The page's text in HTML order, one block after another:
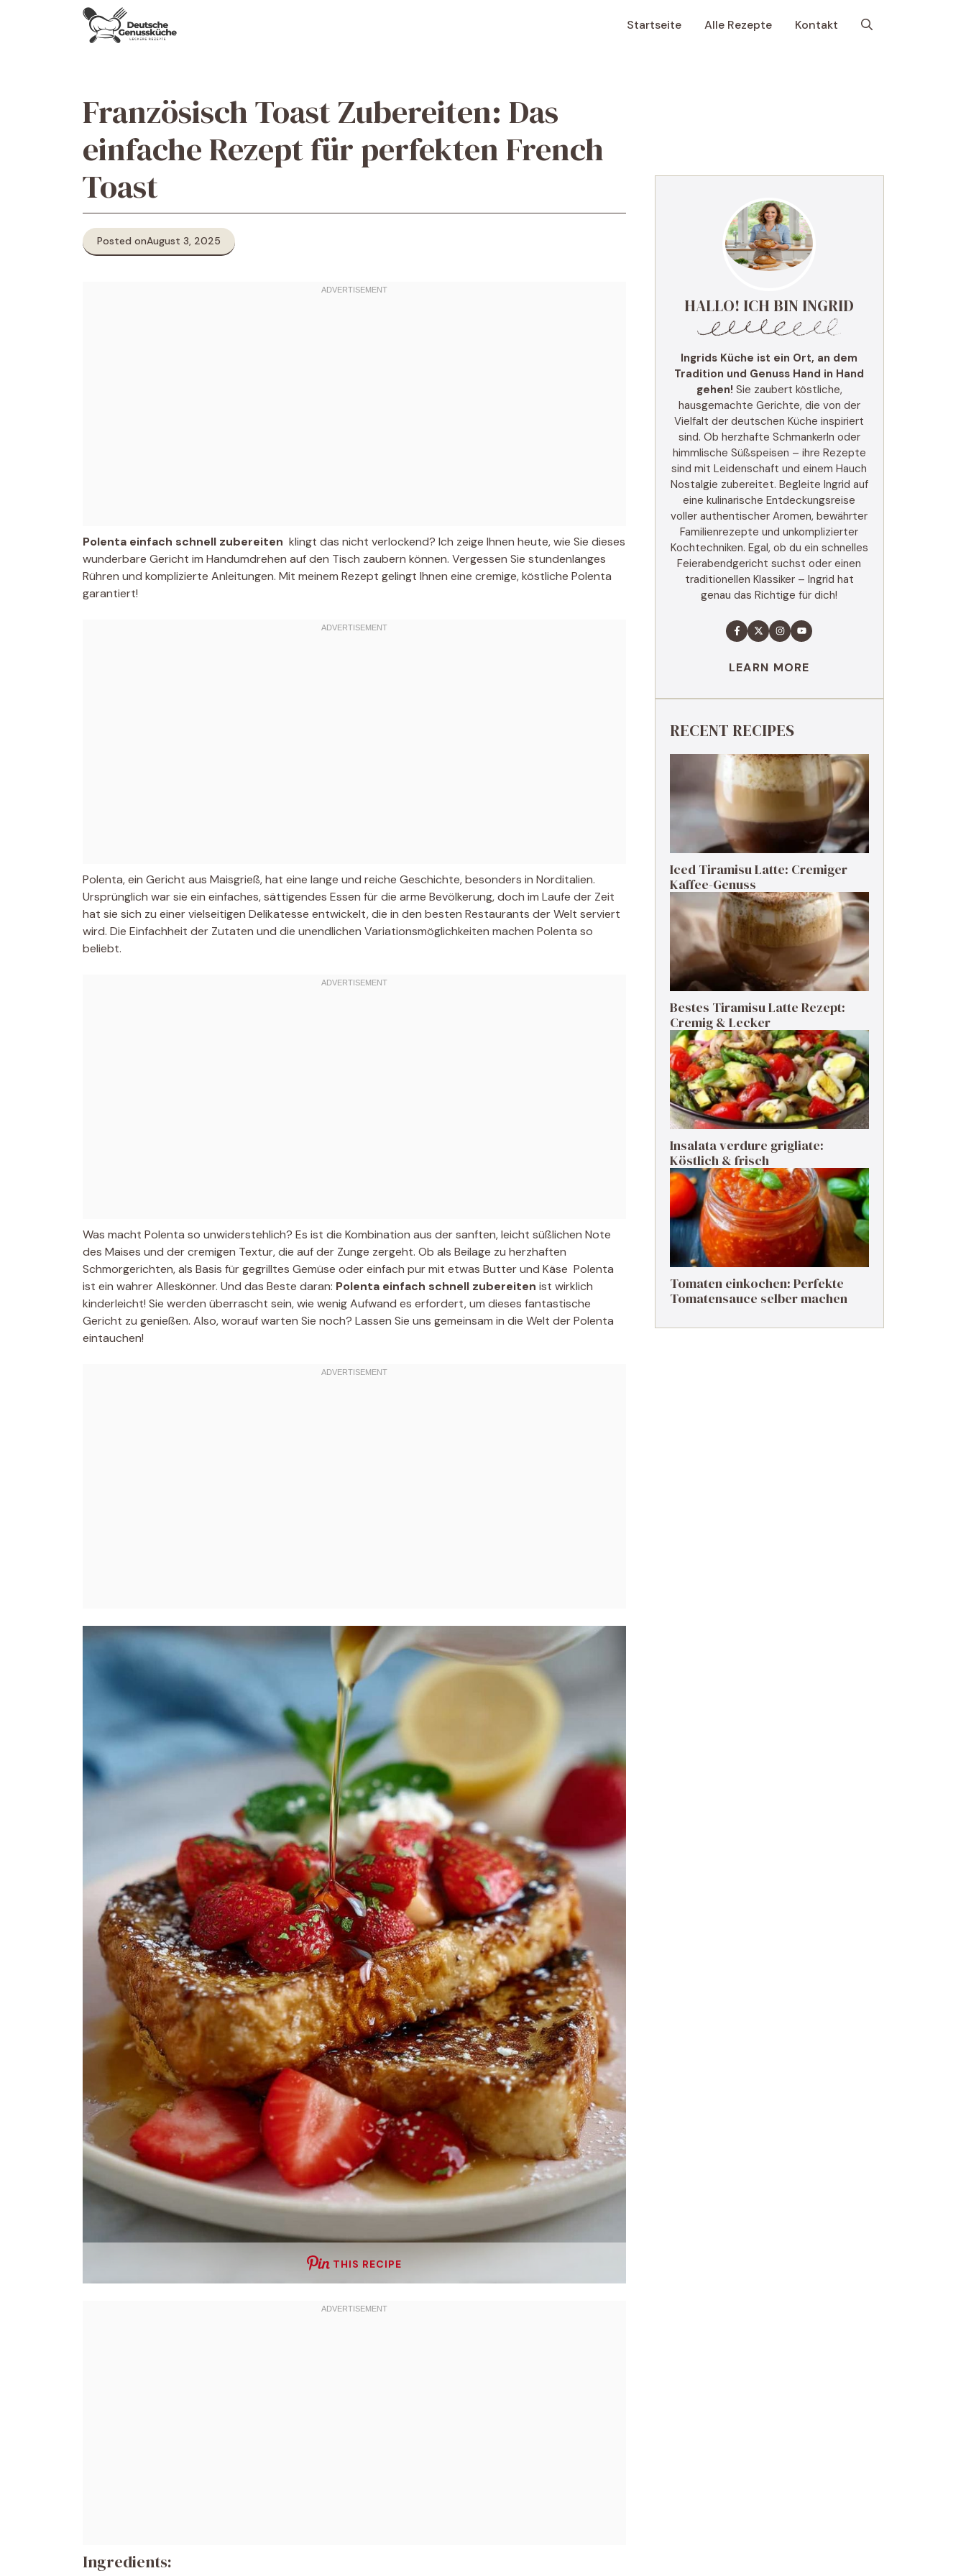
Startseite Alle Rezepte Kontakt
Französisch Toast Zubereiten: Das
einfache Rezept für perfekten French
Toast
Posted onAugust 3, 2025
Polenta einfach schnell zubereiten  klingt das nicht verlockend? Ich zeige Ihnen heute, wie Sie dieses
wunderbare Gericht im Handumdrehen auf den Tisch zaubern können. Vergessen Sie stundenlanges
Rühren und komplizierte Anleitungen. Mit meinem Rezept gelingt Ihnen eine cremige, köstliche Polenta
garantiert!
Polenta, ein Gericht aus Maisgrieß, hat eine lange und reiche Geschichte, besonders in Norditalien.
Ursprünglich war sie ein einfaches, sättigendes Essen für die arme Bevölkerung, doch im Laufe der Zeit
hat sie sich zu einer vielseitigen Delikatesse entwickelt, die in den besten Restaurants der Welt serviert
wird. Die Einfachheit der Zutaten und die unendlichen Variationsmöglichkeiten machen Polenta so
beliebt.
Was macht Polenta so unwiderstehlich? Es ist die Kombination aus der sanften, leicht süßlichen Note
des Maises und der cremigen Textur, die auf der Zunge zergeht. Ob als Beilage zu herzhaften
Schmorgerichten, als Basis für gegrilltes Gemüse oder einfach pur mit etwas Butter und Käse  Polenta
ist ein wahrer Alleskönner. Und das Beste daran: Polenta einfach schnell zubereiten ist wirklich
kinderleicht! Sie werden überrascht sein, wie wenig Aufwand es erfordert, um dieses fantastische
Gericht zu genießen. Also, worauf warten Sie noch? Lassen Sie uns gemeinsam in die Welt der Polenta
eintauchen!
THIS RECIPE
Ingredients:
HALLO! ICH BIN INGRID
Ingrids Küche ist ein Ort, an dem
Tradition und Genuss Hand in Hand
gehen! Sie zaubert köstliche,
hausgemachte Gerichte, die von der
Vielfalt der deutschen Küche inspiriert
sind. Ob herzhafte Schmankerln oder
himmlische Süßspeisen – ihre Rezepte
sind mit Leidenschaft und einem Hauch
Nostalgie zubereitet. Begleite Ingrid auf
eine kulinarische Entdeckungsreise
voller authentischer Aromen, bewährter
Familienrezepte und unkomplizierter
Kochtechniken. Egal, ob du ein schnelles
Feierabendgericht suchst oder einen
traditionellen Klassiker – Ingrid hat
genau das Richtige für dich!
LEARN MORE
RECENT RECIPES
Iced Tiramisu Latte: Cremiger
Kaffee-Genuss
Bestes Tiramisu Latte Rezept:
Cremig & Lecker
Insalata verdure grigliate:
Köstlich & frisch
Tomaten einkochen: Perfekte
Tomatensauce selber machen